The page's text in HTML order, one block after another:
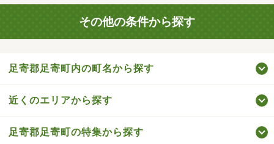
その他の条件から探す
足寄郡足寄町内の町名から探す
近くのエリアから探す
足寄郡足寄町の特集から探す